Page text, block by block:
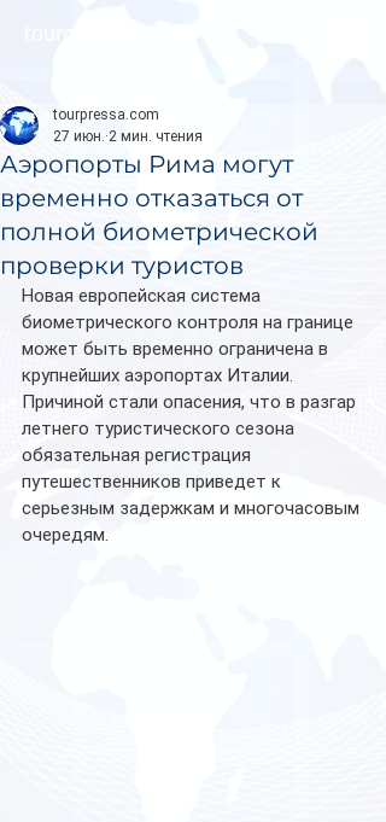
Аэропорты Рима могут
временно отказаться от
полной биометрической
проверки туристов
tourpressa.com
27 июн. 2 мин. чтения
Новая европейская система
биометрического контроля на границе
может быть временно ограничена в
крупнейших аэропортах Италии.
Причиной стали опасения, что в разгар
летнего туристического сезона
обязательная регистрация
путешественников приведет к
серьезным задержкам и многочасовым
очередям.